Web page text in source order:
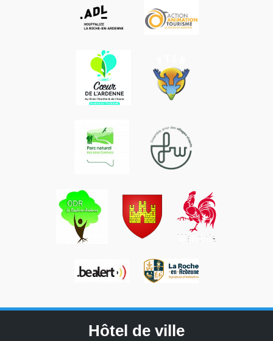
Hôtel de ville